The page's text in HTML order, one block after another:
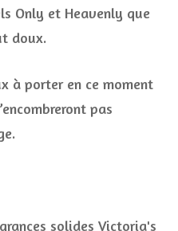
Only et Heavenly que
doux.
à porter en ce moment
pas